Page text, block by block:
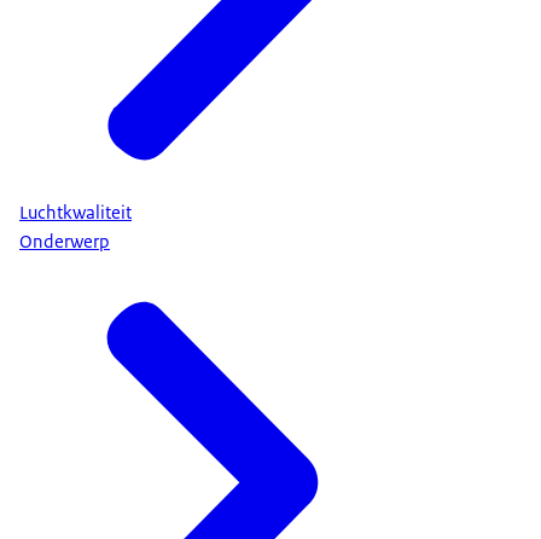
Luchtkwaliteit
Onderwerp